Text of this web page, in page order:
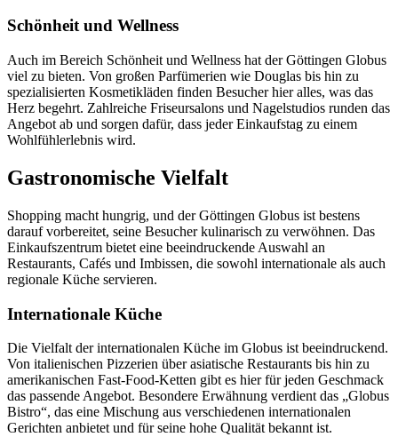
Schönheit und Wellness
Auch im Bereich Schönheit und Wellness hat der Göttingen Globus
viel zu bieten. Von großen Parfümerien wie Douglas bis hin zu
spezialisierten Kosmetikläden finden Besucher hier alles, was das
Herz begehrt. Zahlreiche Friseursalons und Nagelstudios runden das
Angebot ab und sorgen dafür, dass jeder Einkaufstag zu einem
Wohlfühlerlebnis wird.
Gastronomische Vielfalt
Shopping macht hungrig, und der Göttingen Globus ist bestens
darauf vorbereitet, seine Besucher kulinarisch zu verwöhnen. Das
Einkaufszentrum bietet eine beeindruckende Auswahl an
Restaurants, Cafés und Imbissen, die sowohl internationale als auch
regionale Küche servieren.
Internationale Küche
Die Vielfalt der internationalen Küche im Globus ist beeindruckend.
Von italienischen Pizzerien über asiatische Restaurants bis hin zu
amerikanischen Fast-Food-Ketten gibt es hier für jeden Geschmack
das passende Angebot. Besondere Erwähnung verdient das „Globus
Bistro“, das eine Mischung aus verschiedenen internationalen
Gerichten anbietet und für seine hohe Qualität bekannt ist.